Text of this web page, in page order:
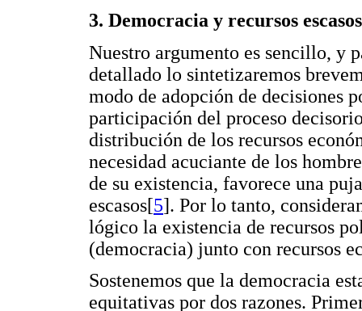
3. Democracia y recursos escasos
Nuestro argumento es sencillo, y
detallado lo sintetizaremos
modo de adopción de decisiones
participación del proceso
distribución de los recursos
necesidad acuciante de los
de su existencia, favorece una
escasos[5]. Por lo tanto,
lógico la existencia de recursos
(democracia) junto con recursos
Sostenemos que la democracia
equitativas por dos razones.